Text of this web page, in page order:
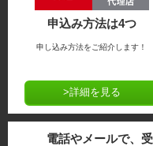
申込み方法は4つ
申し込み方法をご紹介します！
>詳細を見る
電話やメールで、